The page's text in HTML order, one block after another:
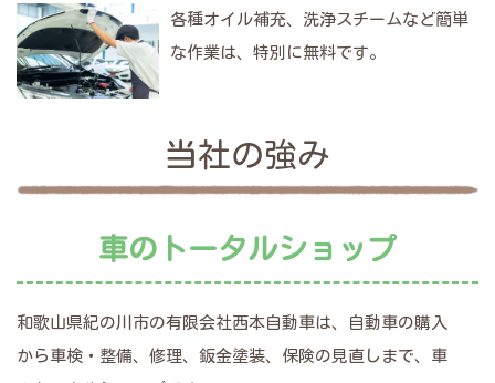
各種オイル補充、洗浄スチームなど簡単
な作業は、特別に無料です。
当社の強み
車のトータルショップ
和歌山県紀の川市の有限会社西本自動車は、自動車の購入
から車検・整備、修理、鈑金塗装、保険の見直しまで、車